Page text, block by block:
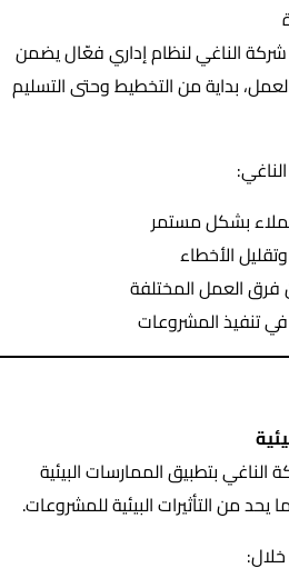
الناغي لنظام إداري فعّال يضمن
بداية من التخطيط وحتى التسليم
بشكل مستمر
الأخطاء
فرق العمل المختلفة
تنفيذ المشروعات
بتطبيق الممارسات البيئية
يحد من التأثيرات البيئية للمشروعات.